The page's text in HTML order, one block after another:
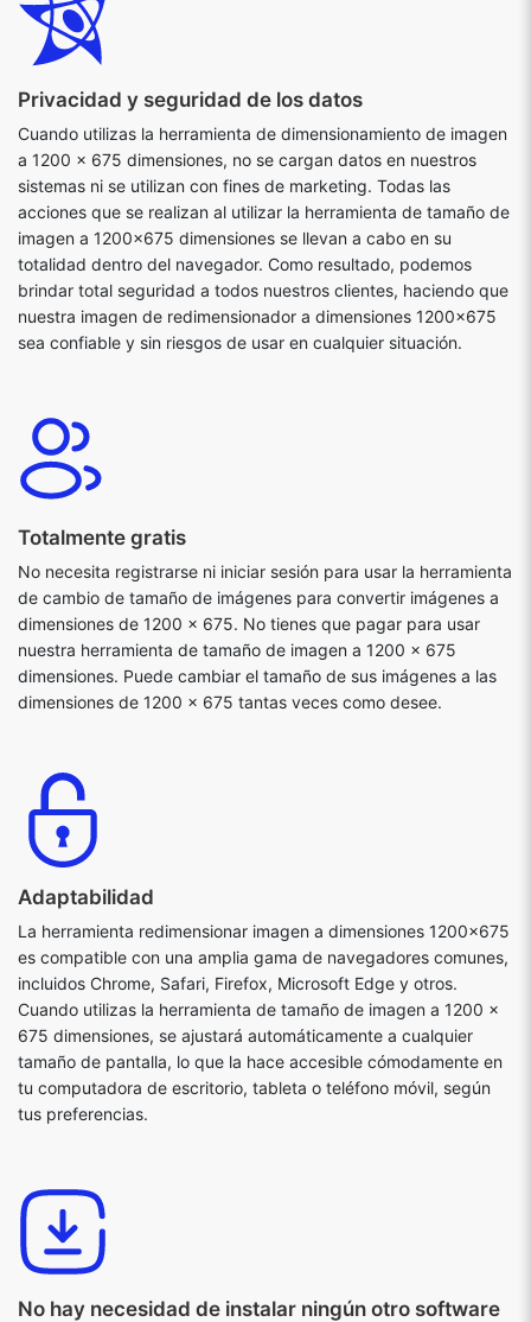
Privacidad y seguridad de los datos
Cuando utilizas la herramienta de dimensionamiento de imagen
a 1200 x 675 dimensiones, no se cargan datos en nuestros
sistemas ni se utilizan con fines de marketing. Todas las
acciones que se realizan al utilizar la herramienta de tamaño de
imagen a 1200x675 dimensiones se llevan a cabo en su
totalidad dentro del navegador. Como resultado, podemos
brindar total seguridad a todos nuestros clientes, haciendo que
nuestra imagen de redimensionador a dimensiones 1200x675
sea confiable y sin riesgos de usar en cualquier situación.
Totalmente gratis
No necesita registrarse ni iniciar sesión para usar la herramienta
de cambio de tamaño de imágenes para convertir imágenes a
dimensiones de 1200 x 675. No tienes que pagar para usar
nuestra herramienta de tamaño de imagen a 1200 x 675
dimensiones. Puede cambiar el tamaño de sus imágenes a las
dimensiones de 1200 x 675 tantas veces como desee.
Adaptabilidad
La herramienta redimensionar imagen a dimensiones 1200x675
es compatible con una amplia gama de navegadores comunes,
incluidos Chrome, Safari, Firefox, Microsoft Edge y otros.
Cuando utilizas la herramienta de tamaño de imagen a 1200 x
675 dimensiones, se ajustará automáticamente a cualquier
tamaño de pantalla, lo que la hace accesible cómodamente en
tu computadora de escritorio, tableta o teléfono móvil, según
tus preferencias.
No hay necesidad de instalar ningún otro software